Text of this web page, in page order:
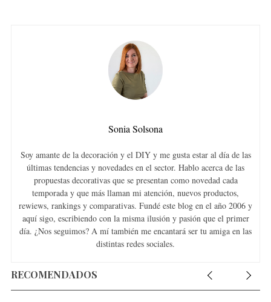
Sonia Solsona
Soy amante de la decoración y el DIY y me gusta estar al día de las
últimas tendencias y novedades en el sector. Hablo acerca de las
propuestas decorativas que se presentan como novedad cada
temporada y que más llaman mi atención, nuevos productos,
rewiews, rankings y comparativas. Fundé este blog en el año 2006 y
aquí sigo, escribiendo con la misma ilusión y pasión que el primer
día. ¿Nos seguimos? A mí también me encantará ser tu amiga en las
distintas redes sociales.
RECOMENDADOS